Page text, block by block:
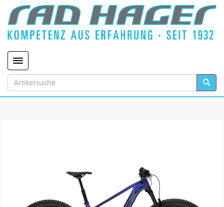
Toggle navigation